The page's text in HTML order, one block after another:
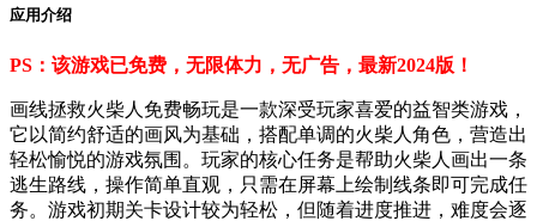
应用介绍
PS：该游戏已免费，无限体力，无广告，最新2024版！
画线拯救火柴人免费畅玩是一款深受玩家喜爱的益智类游戏，
它以简约舒适的画风为基础，搭配单调的火柴人角色，营造出
轻松愉悦的游戏氛围。玩家的核心任务是帮助火柴人画出一条
逃生路线，操作简单直观，只需在屏幕上绘制线条即可完成任
务。游戏初期关卡设计较为轻松，但随着进度推进，难度会逐